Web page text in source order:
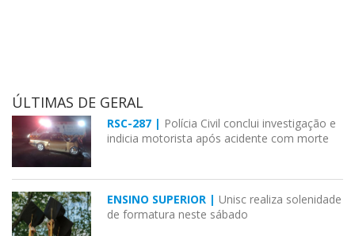
ÚLTIMAS DE GERAL
RSC-287 | Polícia Civil conclui investigação e
indicia motorista após acidente com morte
ENSINO SUPERIOR | Unisc realiza solenidade
de formatura neste sábado